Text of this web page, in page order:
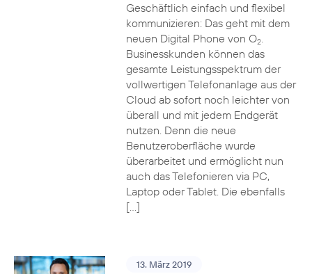
Geschäftlich einfach und flexibel
kommunizieren: Das geht mit dem
neuen Digital Phone von O2.
Businesskunden können das
gesamte Leistungsspektrum der
vollwertigen Telefonanlage aus der
Cloud ab sofort noch leichter von
überall und mit jedem Endgerät
nutzen. Denn die neue
Benutzeroberfläche wurde
überarbeitet und ermöglicht nun
auch das Telefonieren via PC,
Laptop oder Tablet. Die ebenfalls
[…]
13. März 2019